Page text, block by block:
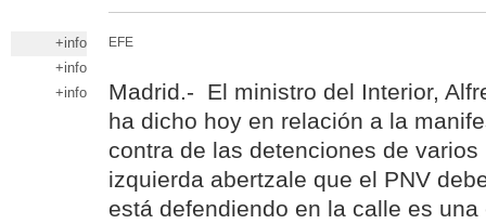
+info
+info
+info
EFE
Madrid.- El ministro del Interior,
ha dicho hoy en relación a la
contra de las detenciones de
izquierda abertzale que el PNV
está defendiendo en la calle es